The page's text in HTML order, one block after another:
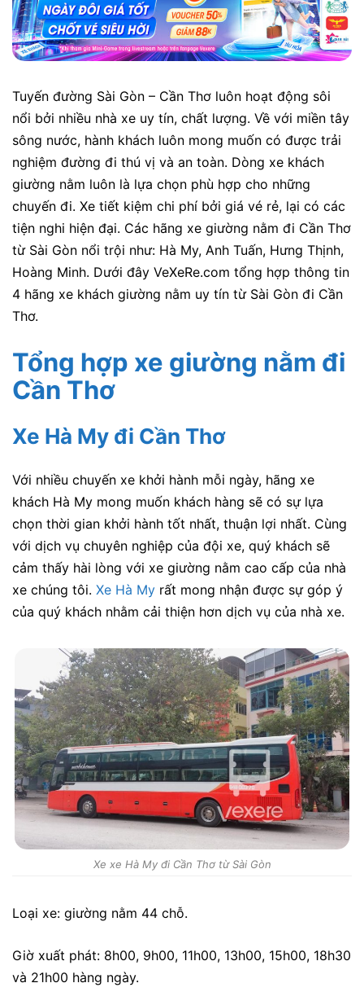
Tuyến đường Sài Gòn – Cần Thơ luôn hoạt động sôi
nổi bởi nhiều nhà xe uy tín, chất lượng. Về với miền tây
sông nước, hành khách luôn mong muốn có được trải
nghiệm đường đi thú vị và an toàn. Dòng xe khách
giường nằm luôn là lựa chọn phù hợp cho những
chuyến đi. Xe tiết kiệm chi phí bởi giá vé rẻ, lại có các
tiện nghi hiện đại. Các hãng xe giường nằm đi Cần Thơ
từ Sài Gòn nổi trội như: Hà My, Anh Tuấn, Hưng Thịnh,
Hoàng Minh. Dưới đây VeXeRe.com tổng hợp thông tin
4 hãng xe khách giường nằm uy tín từ Sài Gòn đi Cần
Thơ.
Tổng hợp xe giường nằm đi
Cần Thơ
Xe Hà My đi Cần Thơ
Với nhiều chuyến xe khởi hành mỗi ngày, hãng xe
khách Hà My mong muốn khách hàng sẽ có sự lựa
chọn thời gian khởi hành tốt nhất, thuận lợi nhất. Cùng
với dịch vụ chuyên nghiệp của đội xe, quý khách sẽ
cảm thấy hài lòng với xe giường nằm cao cấp của nhà
xe chúng tôi. Xe Hà My rất mong nhận được sự góp ý
của quý khách nhằm cải thiện hơn dịch vụ của nhà xe.
Xe xe Hà My đi Cần Thơ từ Sài Gòn
Loại xe: giường nằm 44 chỗ.
Giờ xuất phát: 8h00, 9h00, 11h00, 13h00, 15h00, 18h30
và 21h00 hàng ngày.